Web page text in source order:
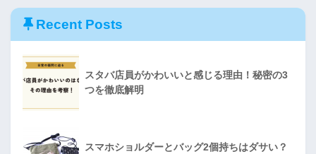
Recent Posts
スタバ店員がかわいいと感じる理由！秘密の3
つを徹底解明
スマホショルダーとバッグ2個持ちはダサい？